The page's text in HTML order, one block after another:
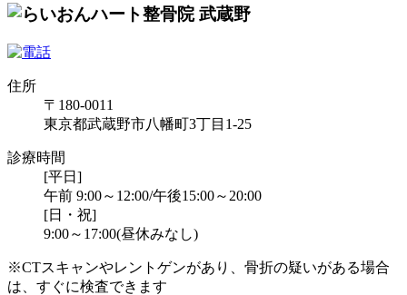
住所
〒180-0011
東京都武蔵野市八幡町3丁目1-25
診療時間
[平日]
午前 9:00～12:00/午後15:00～20:00
[日・祝]
9:00～17:00(昼休みなし)
※CTスキャンやレントゲンがあり、骨折の疑いがある場合
は、すぐに検査できます